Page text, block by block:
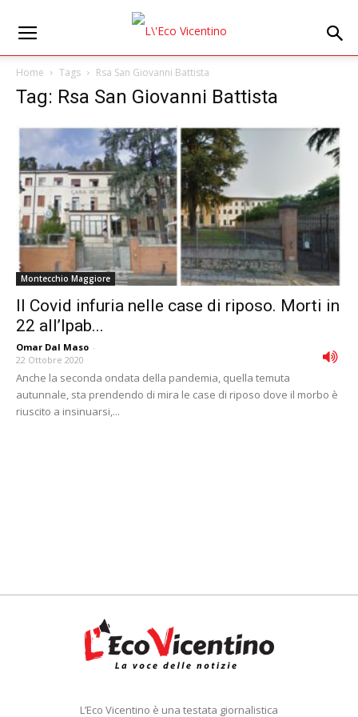
Home Tags Rsa San Giovanni Battista
Tag: Rsa San Giovanni Battista
Montecchio Maggiore
Il Covid infuria nelle case di riposo. Morti in
22 all’Ipab...
Omar Dal Maso -
22 Ottobre 2020
Anche la seconda ondata della pandemia, quella temuta
autunnale, sta prendendo di mira le case di riposo dove il morbo è
riuscito a insinuarsi,...
L’Eco Vicentino è una testata giornalistica